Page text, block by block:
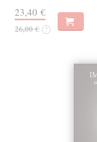
23,40 €
26,00 € ?